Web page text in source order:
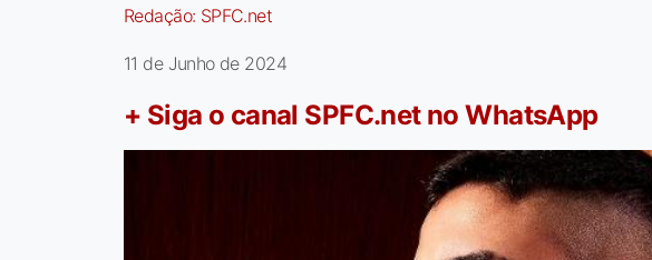
Redação: SPFC.net
11 de Junho de 2024
+ Siga o canal SPFC.net no WhatsApp